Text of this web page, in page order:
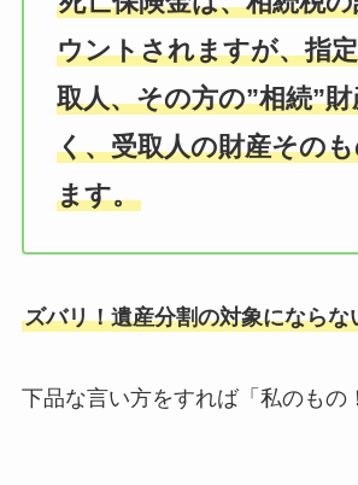
ウントされますが、指
取人、その方の”相続”
く、受取人の財産その
ます。
ズバリ！遺産分割の対象にならな
下品な言い方をすれば「私のもの